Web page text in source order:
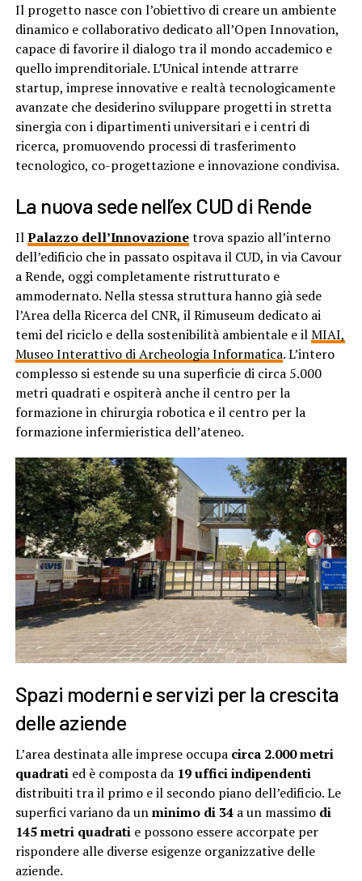
Il progetto nasce con l’obiettivo di creare un ambiente
dinamico e collaborativo dedicato all’Open Innovation,
capace di favorire il dialogo tra il mondo accademico e
quello imprenditoriale. L’Unical intende attrarre
startup, imprese innovative e realtà tecnologicamente
avanzate che desiderino sviluppare progetti in stretta
sinergia con i dipartimenti universitari e i centri di
ricerca, promuovendo processi di trasferimento
tecnologico, co-progettazione e innovazione condivisa.
La nuova sede nell’ex CUD di Rende
IlPalazzo dell’Innovazionetrova spazio all’interno
dell’edificio che in passato ospitava il CUD, in via Cavour
a Rende, oggi completamente ristrutturato e
ammodernato. Nella stessa struttura hanno già sede
l’Area della Ricerca del CNR, il Rimuseum dedicato ai
temi del riciclo e della sostenibilità ambientale e ilMIAI,
Museo Interattivo di Archeologia Informatica. L’intero
complesso si estende su una superficie di circa 5.000
metri quadrati e ospiterà anche il centro per la
formazione in chirurgia robotica e il centro per la
formazione infermieristica dell’ateneo.
Spazi moderni e servizi per la crescita
delle aziende
L’area destinata alle imprese occupa circa 2.000 metri
quadratied è composta da 19 uffici indipendenti
distribuiti tra il primo e il secondo piano dell’edificio. Le
superfici variano da unminimo di 34a un massimo di
145 metri quadratie possono essere accorpate per
rispondere alle diverse esigenze organizzative delle
aziende.